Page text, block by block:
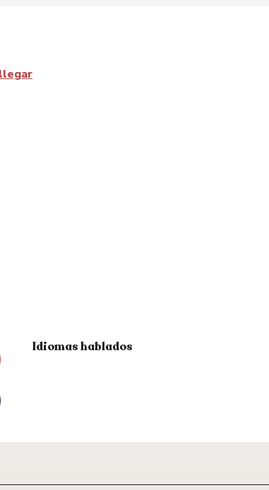
Idiomas hablados
Idiomas hablados